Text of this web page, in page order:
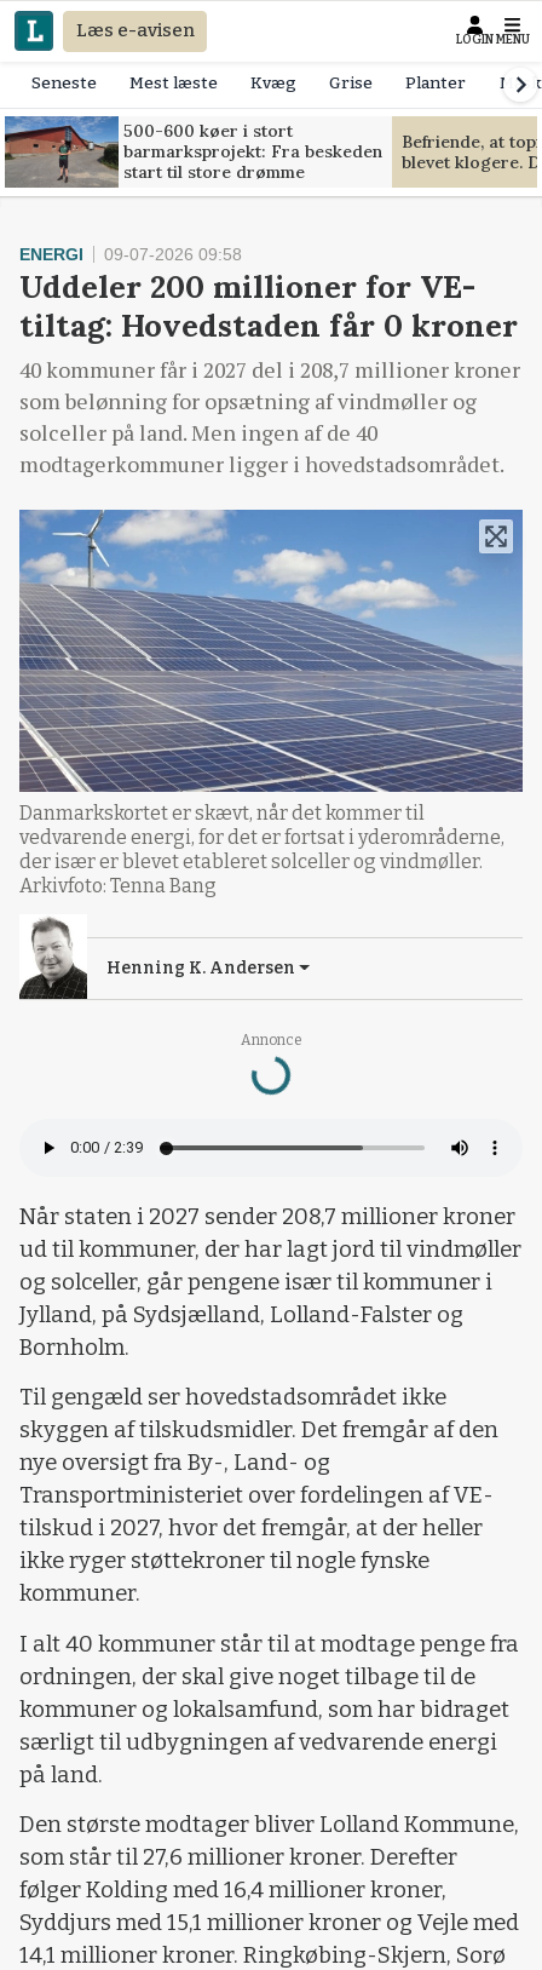
Læs e-avisen LOGIN MENU
Seneste Mest læste Kvæg Grise Planter
500-600 køer i stort
barmarksprojekt: Fra beskeden
start til store drømme
Befriende, at
blevet klogere.
Annonce
Loading...
ENERGI 09-07-2026 09:58
Uddeler 200 millioner for VE-
tiltag: Hovedstaden får 0 kroner
40 kommuner får i 2027 del i 208,7 millioner kroner
som belønning for opsætning af vindmøller og
solceller på land. Men ingen af de 40
modtagerkommuner ligger i hovedstadsområdet.
Danmarkskortet er skævt, når det kommer til
vedvarende energi, for det er fortsat i yderområderne,
der især er blevet etableret solceller og vindmøller.
Arkivfoto: Tenna Bang
Henning K. Andersen
Når staten i 2027 sender 208,7 millioner kroner
ud til kommuner, der har lagt jord til vindmøller
og solceller, går pengene især til kommuner i
Jylland, på Sydsjælland, Lolland-Falster og
Bornholm.
Til gengæld ser hovedstadsområdet ikke
skyggen af tilskudsmidler. Det fremgår af den
nye oversigt fra By-, Land- og
Transportministeriet over fordelingen af VE-
tilskud i 2027, hvor det fremgår, at der heller
ikke ryger støttekroner til nogle fynske
kommuner.
I alt 40 kommuner står til at modtage penge fra
ordningen, der skal give noget tilbage til de
kommuner og lokalsamfund, som har bidraget
særligt til udbygningen af vedvarende energi
på land.
Den største modtager bliver Lolland Kommune,
som står til 27,6 millioner kroner. Derefter
følger Kolding med 16,4 millioner kroner,
Syddjurs med 15,1 millioner kroner og Vejle med
14,1 millioner kroner. Ringkøbing-Skjern, Sorø